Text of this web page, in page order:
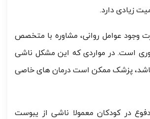
زیادی دارد.
وجود عوامل روانی، مشاوره با متخصص
است. در مواردی که این مشکل ناشی
پزشک ممکن است درمان های خاصی
در کودکان معمولا ناشی از یبوست